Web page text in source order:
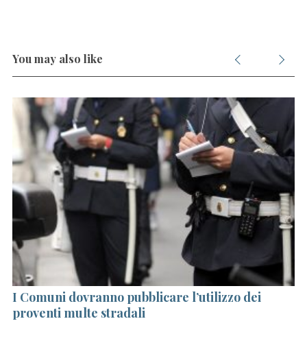
You may also like
I Comuni dovranno pubblicare l’utilizzo dei
proventi multe stradali
S
r
c